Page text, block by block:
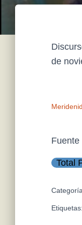
de
Total
Etiquetas: